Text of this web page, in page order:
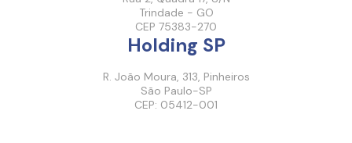
Trindade - GO
CEP 75383-270
Holding SP
R. João Moura, 313, Pinheiros
São Paulo-SP
CEP: 05412-001